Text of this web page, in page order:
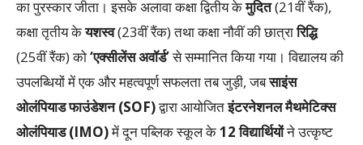
का पुरस्कार जीता। इसके अलावा कक्षा द्वितीय केमुदित(21वीं रैंक),
कक्षा तृतीय केयशस्व(23वीं रैंक) तथा कक्षा नौवीं की छात्रारिद्धि
(25वीं रैंक) को‘एक्सीलेंस अवॉर्ड’से सम्मानित किया गया। विद्यालय की
उपलब्धियों में एक और महत्वपूर्ण सफलता तब जुड़ी, जबसाइंस
ओलंपियाड फाउंडेशन (SOF)द्वारा आयोजितइंटरनेशनल मैथमेटिक्स
ओलंपियाड (IMO)में दून पब्लिक स्कूल के12 विद्यार्थियोंने उत्कृष्ट